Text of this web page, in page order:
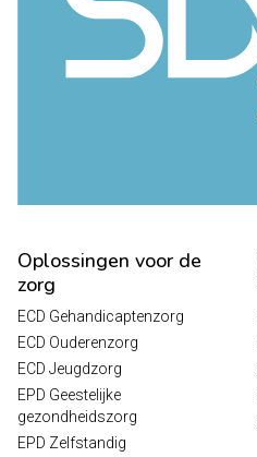
Oplossingen voor de
zorg
ECD Gehandicaptenzorg
ECD Ouderenzorg
ECD Jeugdzorg
EPD Geestelijke
gezondheidszorg
EPD Zelfstandig